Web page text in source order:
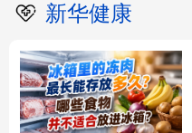
新华健康